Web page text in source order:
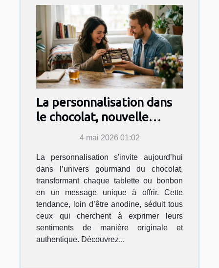
La personnalisation dans
le chocolat, nouvelle
déclaration d’amour ?
4 mai 2026 01:02
La personnalisation s'invite aujourd’hui
dans l’univers gourmand du chocolat,
transformant chaque tablette ou bonbon
en un message unique à offrir. Cette
tendance, loin d’être anodine, séduit tous
ceux qui cherchent à exprimer leurs
sentiments de manière originale et
authentique. Découvrez...